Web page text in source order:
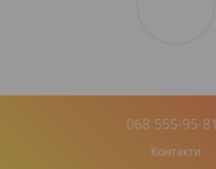
068 555-95-81
Контакти